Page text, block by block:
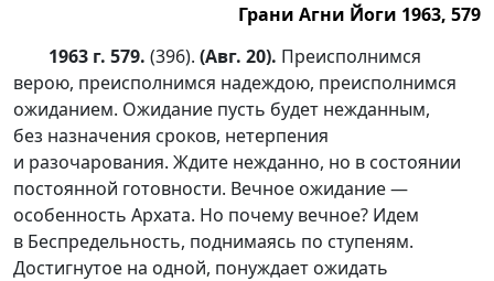
Грани Агни Йоги 1963, 579
1963 г. 579. (396). (Авг. 20). Преисполнимся
верою, преисполнимся надеждою, преисполнимся
ожиданием. Ожидание пусть будет нежданным,
без назначения сроков, нетерпения
и разочарования. Ждите нежданно, но в состоянии
постоянной готовности. Вечное ожидание —
особенность Архата. Но почему вечное? Идем
в Беспредельность, поднимаясь по ступеням.
Достигнутое на одной, понуждает ожидать